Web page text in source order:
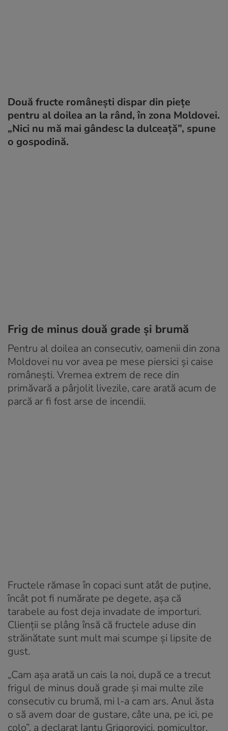
Două fructe românești dispar din piețe
pentru al doilea an la rând, în zona Moldovei.
„Nici nu mă mai gândesc la dulceaţă”, spune
o gospodină.
Frig de minus două grade și brumă
Pentru al doilea an consecutiv, oamenii din zona
Moldovei nu vor avea pe mese piersici și caise
românești. Vremea extrem de rece din
primăvară a pârjolit livezile, care arată acum de
parcă ar fi fost arse de incendii.
Fructele rămase în copaci sunt atât de puține,
încât pot fi numărate pe degete, așa că
tarabele au fost deja invadate de importuri.
Clienții se plâng însă că fructele aduse din
străinătate sunt mult mai scumpe și lipsite de
gust.
„Cam aşa arată un cais la noi, după ce a trecut
frigul de minus două grade şi mai multe zile
consecutiv cu brumă, mi l-a cam ars. Anul ăsta
o să avem doar de gustare, câte una, pe ici, pe
colo”, a declarat Ianţu Grigorovici, pomicultor,